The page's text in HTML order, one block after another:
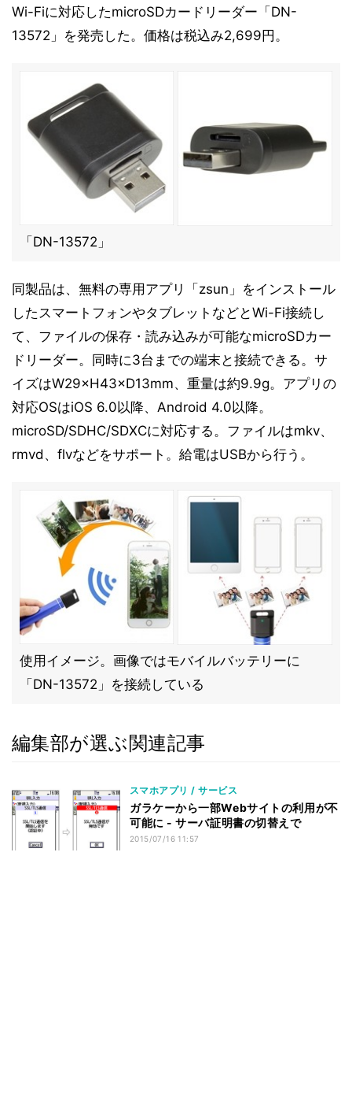
Wi-Fiに対応したmicroSDカードリーダー「DN-
13572」を発売した。価格は税込み2,699円。
「DN-13572」
同製品は、無料の専用アプリ「zsun」をインストール
したスマートフォンやタブレットなどとWi-Fi接続し
て、ファイルの保存・読み込みが可能なmicroSDカー
ドリーダー。同時に3台までの端末と接続できる。サ
イズはW29×H43×D13mm、重量は約9.9g。アプリの
対応OSはiOS 6.0以降、Android 4.0以降。
microSD/SDHC/SDXCに対応する。ファイルはmkv、
rmvd、flvなどをサポート。給電はUSBから行う。
使用イメージ。画像ではモバイルバッテリーに
「DN-13572」を接続している
編集部が選ぶ関連記事
スマホアプリ / サービス
ガラケーから一部Webサイトの利用が不
可能に - サーバ証明書の切替えで
2015/07/16 11:57